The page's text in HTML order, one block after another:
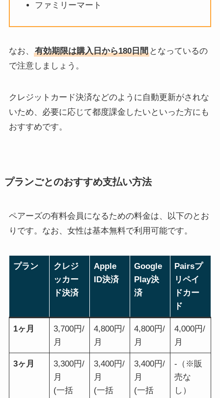
ファミリーマート
なお、 有効期限は購入日から180日間となっているの
で注意しましょう。
クレジットカード決済などのように自動更新がされな
いため、必要に応じて都度課金したいといった方にも
おすすめです。
プランごとのおすすめ支払い方法
ペアーズの有料会員になるための料金は、以下のとお
りです。なお、女性は基本無料で利用可能です。
プラン
クレジ
ッカー
ド決済
Apple
ID決済
Google
Play決
済
Pairsプ
リペイ
ドカー
ド
1ヶ月
3,700円/
月
4,800円/
月
4,800円/
月
4,000円/
月
3ヶ月
3,300円/
月
(一括
3,400円/
月
(一括
3,400円/
月
(一括
-（※販
売な
し）